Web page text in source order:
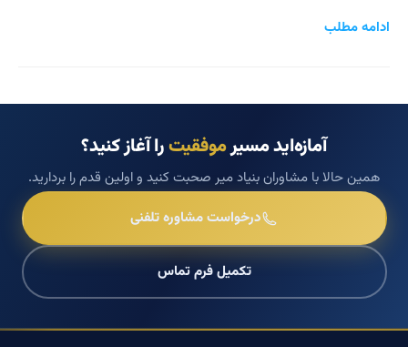
ادامه مطلب
آمازه‌اید مسیرموفقیترا آغاز کنید؟
همین حالا با مشاوران بنیاد میر صحبت کنید و اولین قدم را بردارید.
درخواست مشاوره تلفنی
تکمیل فرم تماس